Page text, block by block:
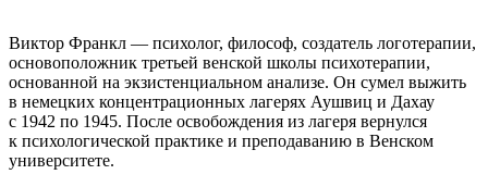
Виктор Франкл — психолог, философ, создатель логотерапии,
основоположник третьей венской школы психотерапии,
основанной на экзистенциальном анализе. Он сумел выжить
в немецких концентрационных лагерях Аушвиц и Дахау
с 1942 по 1945. После освобождения из лагеря вернулся
к психологической практике и преподаванию в Венском
университете.